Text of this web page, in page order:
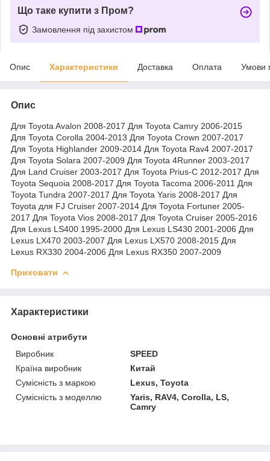
Що таке купити з Пром?
Замовлення під захистом
Опис Характеристики Доставка Оплата Умови
Опис
Для Toyota Avalon 2008-2017 Для Toyota Camry 2006-2015
Для Toyota Corolla 2004-2013 Для Toyota Crown 2007-2017
Для Toyota Highlander 2009-2014 Для Toyota Rav4 2007-2017
Для Toyota Solara 2007-2009 Для Toyota 4Runner 2003-2017
Для Land Cruiser 2003-2017 Для Toyota Prius-C 2012-2017 Для
Toyota Sequoia 2008-2017 Для Toyota Tacoma 2006-2011 Для
Toyota Tundra 2007-2017 Для Toyota Yaris 2008-2017 Для
Toyota для FJ Cruiser 2007-2014 Для Toyota Fortuner 2005-
2017 Для Toyota Vios 2008-2017 Для Toyota Cruiser 2005-2016
Для Lexus LS400 1995-2000 Для Lexus LS430 2001-2006 Для
Lexus LX470 2003-2007 Для Lexus LX570 2008-2015 Для
Lexus RX330 2004-2006 Для Lexus RX350 2007-2009
Приховати
Характеристики
Основні атрибути
Виробник
SPEED
Країна виробник
Китай
Сумісність з маркою
Lexus, Toyota
Сумісність з моделлю
Yaris, RAV4, Corolla, LS,
Camry